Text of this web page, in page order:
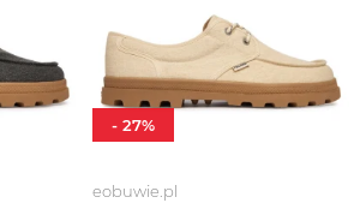
eobuwie.pl
- 27%